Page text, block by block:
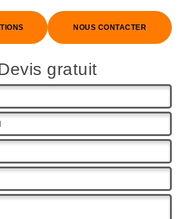
NOUS CONTACTER
gratuit